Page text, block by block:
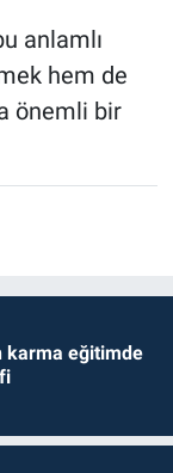
anlamlı
hem de
önemli bir
karma eğitimde